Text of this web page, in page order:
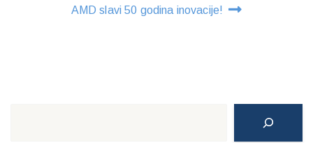
AMD slavi 50 godina inovacije!